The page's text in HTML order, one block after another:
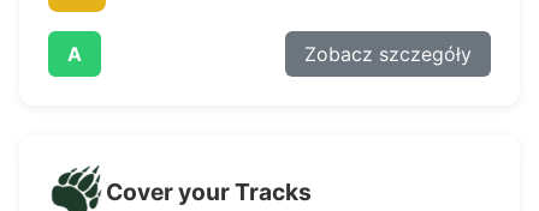
A Zobacz szczegóły
Cover your Tracks